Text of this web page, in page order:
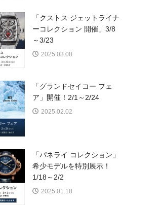
「クストス ジェットライナ
ーコレクション 開催」3/8
～3/23
2025.03.08
「グランドセイコー フェ
ア」開催！2/1～2/24
2025.02.02
「パネライ コレクション」
希少モデルを特別展示！
1/18～2/2
2025.01.18